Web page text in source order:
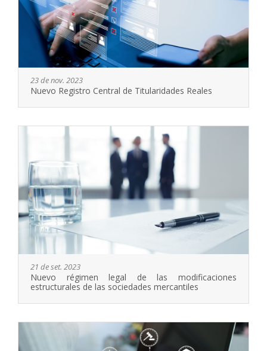
23 de nov. 2023
Nuevo Registro Central de Titularidades Reales
21 de set. 2023
Nuevo régimen legal de las modificaciones
estructurales de las sociedades mercantiles